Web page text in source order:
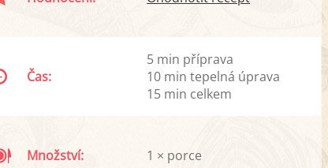
Čas:
5 min příprava
10 min tepelná úprava
15 min celkem
Množství: 1 × porce